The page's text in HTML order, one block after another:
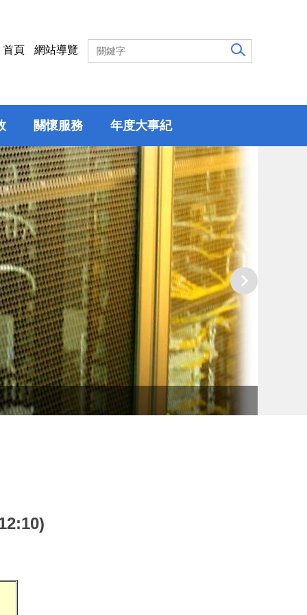
首頁 網站導覽
關懷服務 年度大事紀